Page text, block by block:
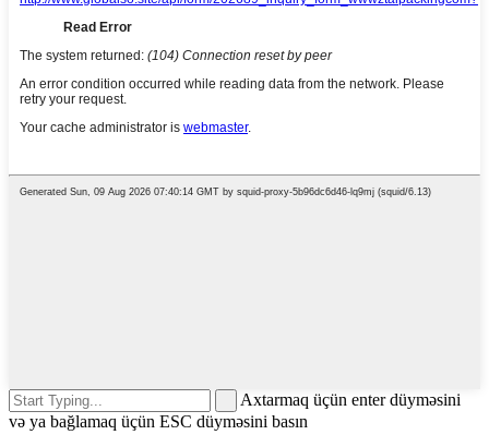
Axtarmaq üçün enter düyməsini
və ya bağlamaq üçün ESC düyməsini basın